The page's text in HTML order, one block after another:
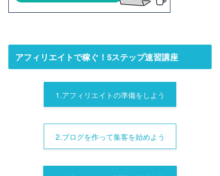
アフィリエイトで稼ぐ！5ステップ速習講座
1.アフィリエイトの準備をしよう
2.ブログを作って集客を始めよう